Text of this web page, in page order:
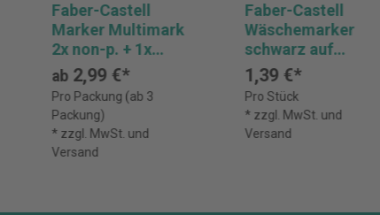
Faber-Castell
Marker Multimark
2x non-p. + 1x
perm BK
ab2,99 €*
Pro Packung (ab 3
Packung)
* zzgl. MwSt. und
Versand
Faber-Castell
Wäschemarker
schwarz auf
Blisterkarte
1,39 €*
Pro Stück
* zzgl. MwSt. und
Versand